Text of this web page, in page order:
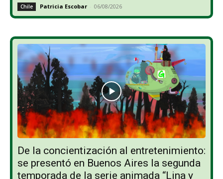
Chile Patricia Escobar - 06/08/2026
De la concientización al entretenimiento:
se presentó en Buenos Aires la segunda
temporada de la serie animada “Lina y